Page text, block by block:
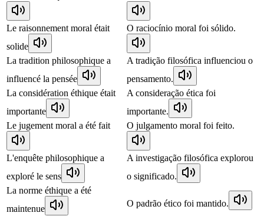
Le raisonnement moral était
solide
O raciocínio moral foi sólido.
La tradition philosophique a
influencé la pensée
A tradição filosófica influenciou o
pensamento.
La considération éthique était
importante
A consideração ética foi
importante.
Le jugement moral a été fait
O julgamento moral foi feito.
L'enquête philosophique a
exploré le sens
A investigação filosófica explorou
o significado.
La norme éthique a été
maintenue
O padrão ético foi mantido.